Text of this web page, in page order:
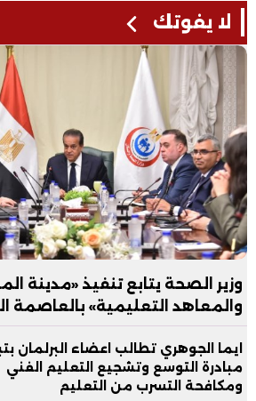
لا يفوتك
وزير الصحة يتابع تنفيذ «مدينة
والمعاهد التعليمية» بالعاصمة
ايما الجوهري تطالب اعضاء البرلمان
مبادرة التوسع وتشجيع التعليم الفني
ومكافحة التسرب من التعليم